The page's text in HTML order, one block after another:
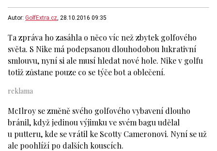
Autor: GolfExtra.cz, 28.10.2016 09:35
Ta zpráva ho zasáhla o něco víc než zbytek golfového
světa. S Nike má podepsanou dlouhodobou lukrativní
smlouvu, nyní si ale musí hledat nové hole. Nike v golfu
totiž zůstane pouze co se týče bot a oblečení.
McIlroy se změně svého golfového vybavení dlouho
bránil, když jedinou výjimku ve svém bagu udělal
u putteru, kde se vrátil ke Scotty Cameronovi. Nyní se už
ale poohlíží po dalších kouscích.